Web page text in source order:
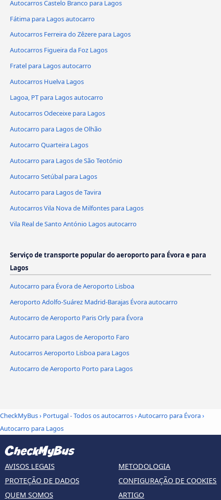
Autocarros Castelo Branco para Lagos
Fátima para Lagos autocarro
Autocarros Ferreira do Zêzere para Lagos
Autocarros Figueira da Foz Lagos
Fratel para Lagos autocarro
Autocarros Huelva Lagos
Lagoa, PT para Lagos autocarro
Autocarros Odeceixe para Lagos
Autocarro para Lagos de Olhão
Autocarro Quarteira Lagos
Autocarro para Lagos de São Teotónio
Autocarro Setúbal para Lagos
Autocarro para Lagos de Tavira
Autocarros Vila Nova de Milfontes para Lagos
Vila Real de Santo António Lagos autocarro
Serviço de transporte popular do aeroporto para Évora e para
Lagos
Autocarro para Évora de Aeroporto Lisboa
Aeroporto Adolfo-Suárez Madrid-Barajas Évora autocarro
Autocarro de Aeroporto Paris Orly para Évora
Autocarro para Lagos de Aeroporto Faro
Autocarros Aeroporto Lisboa para Lagos
Autocarro de Aeroporto Porto para Lagos
CheckMyBus› Portugal - Todos os autocarros›Autocarro para Évora›
Autocarro para Lagos
AVISOS LEGAIS
PROTEÇÃO DE DADOS
QUEM SOMOS
METODOLOGIA
CONFIGURAÇÃO DE COOKIES
ARTIGO